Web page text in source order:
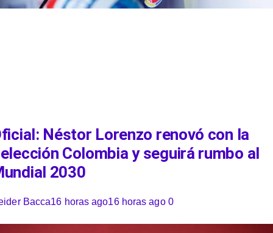
Néstor Lorenzo renovó con la
Colombia y seguirá rumbo al
2030
Bacca16 horas ago16 horas ago 0